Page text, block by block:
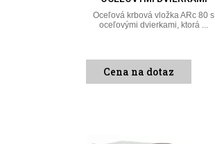
Oceľová krbová vložka ARc 80 s
oceľovými dvierkami, ktorá ...
Cena na dotaz